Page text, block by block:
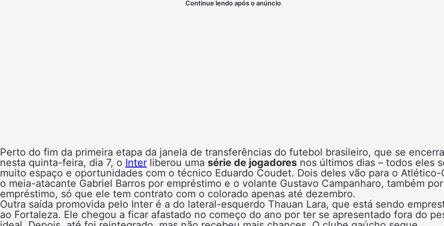
Continue lendo após o anúncio
Perto do fim da primeira etapa da janela de transferências do futebol brasileiro, que se encerra
nesta quinta-feira, dia 7, o Inter liberou uma série de jogadores nos últimos dias – todos eles
muito espaço e oportunidades com o técnico Eduardo Coudet. Dois deles vão para o Atlético-
o meia-atacante Gabriel Barros por empréstimo e o volante Gustavo Campanharo, também por
empréstimo, só que ele tem contrato com o colorado apenas até dezembro.
Outra saída promovida pelo Inter é a do lateral-esquerdo Thauan Lara, que está sendo
ao Fortaleza. Ele chegou a ficar afastado no começo do ano por ter se apresentado fora do